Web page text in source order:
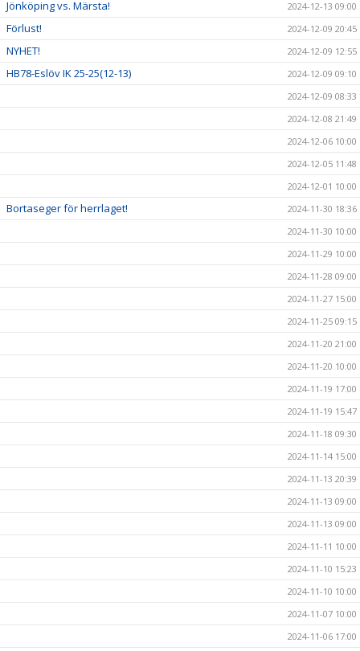
Jönköping vs. Märsta! 2024-12-13 09:00
Förlust! 2024-12-09 20:45
NYHET! 2024-12-09 12:55
HB78-Eslöv IK 25-25(12-13)
2024-12-09 09:10
2024-12-09 08:33
2024-12-08 21:49
2024-12-06 10:00
2024-12-05 11:48
2024-12-01 10:00
Bortaseger för herrlaget!
2024-11-30 18:36
2024-11-30 10:00
2024-11-29 10:00
2024-11-28 09:00
2024-11-27 15:00
2024-11-25 09:15
2024-11-20 21:00
2024-11-20 10:00
2024-11-19 17:00
2024-11-19 15:47
2024-11-18 09:30
2024-11-14 15:00
2024-11-13 20:39
2024-11-13 09:00
2024-11-13 09:00
2024-11-11 10:00
2024-11-10 15:23
2024-11-10 10:00
2024-11-07 10:00
2024-11-06 17:00